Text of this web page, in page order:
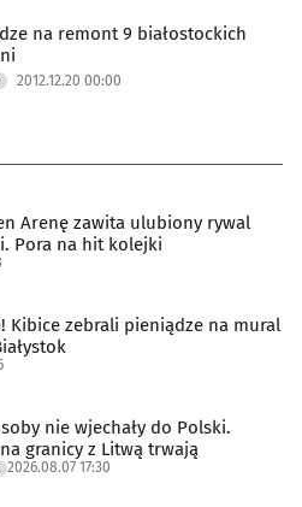
na remont 9 białostockich
2012.12.20 00:00
Arenę zawita ulubiony rywal
Pora na hit kolejki
Kibice zebrali pieniądze na mural
nie wjechały do Polski.
granicy z Litwą trwają
2026.08.07 17:30